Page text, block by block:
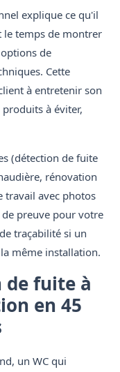
explique ce qu'il
le temps de montrer
de
Cette
à entretenir son
à éviter,
(détection de fuite
rénovation
travail avec photos
preuve pour votre
traçabilité si un
même installation.
de fuite à
en 45
un WC qui